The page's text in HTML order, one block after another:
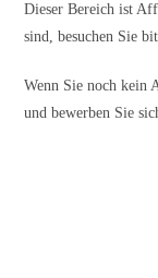
Dieser Bereich ist
sind, besuchen Sie
Wenn Sie noch kein
und bewerben Sie